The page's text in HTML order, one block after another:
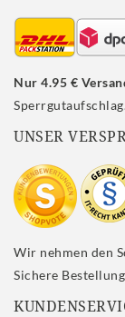
Nur 4.95 €
UNSER
Wir nehmen den
Sichere